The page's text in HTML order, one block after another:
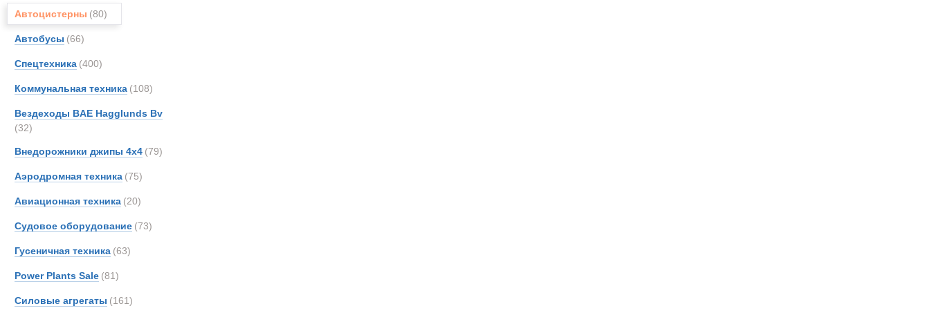
Автоцистерны (80)
Автобусы (66)
Спецтехника (400)
Коммунальная техника (108)
Вездеходы BAE Hagglunds Bv
(32)
Внедорожники джипы 4х4 (79)
Аэродромная техника (75)
Авиационная техника (20)
Судовое оборудование (73)
Гусеничная техника (63)
Power Plants Sale (81)
Силовые агрегаты (161)